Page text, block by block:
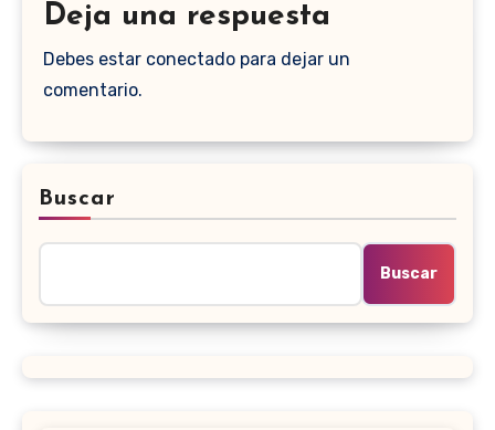
Deja una respuesta
Debes estar conectado para dejar un
comentario.
Buscar
Buscar